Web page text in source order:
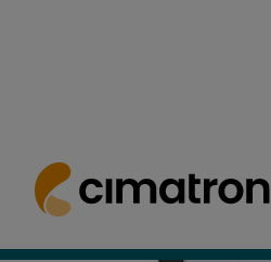
> Produkte und
Der Cimatron Viewer